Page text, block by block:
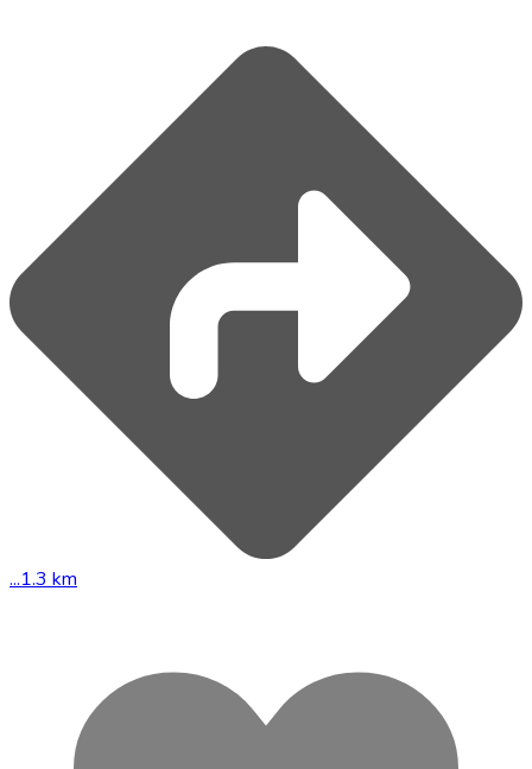
...1.3 km